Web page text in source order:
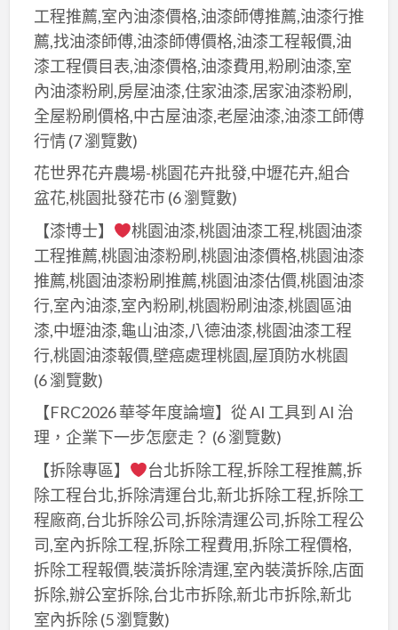
工程推薦,室內油漆價格,油漆師傅推薦,油漆行推
薦,找油漆師傅,油漆師傅價格,油漆工程報價,油
漆工程價目表,油漆價格,油漆費用,粉刷油漆,室
內油漆粉刷,房屋油漆,住家油漆,居家油漆粉刷,
全屋粉刷價格,中古屋油漆,老屋油漆,油漆工師傅
行情(7 瀏覽數)
花世界花卉農場-桃園花卉批發,中壢花卉,組合
盆花,桃園批發花市(6 瀏覽數)
【漆博士】
桃園油漆,桃園油漆工程,桃園油漆
工程推薦,桃園油漆粉刷,桃園油漆價格,桃園油漆
推薦,桃園油漆粉刷推薦,桃園油漆估價,桃園油漆
行,室內油漆,室內粉刷,桃園粉刷油漆,桃園區油
漆,中壢油漆,龜山油漆,八德油漆,桃園油漆工程
行,桃園油漆報價,壁癌處理桃園,屋頂防水桃園
(6 瀏覽數)
【FRC2026 華苓年度論壇】從 AI 工具到 AI 治
理，企業下一步怎麼走？ (6 瀏覽數)
【拆除專區】
台北拆除工程,拆除工程推薦,拆
除工程台北,拆除清運台北,新北拆除工程,拆除工
程廠商,台北拆除公司,拆除清運公司,拆除工程公
司,室內拆除工程,拆除工程費用,拆除工程價格,
拆除工程報價,裝潢拆除清運,室內裝潢拆除,店面
拆除,辦公室拆除,台北市拆除,新北市拆除,新北
室內拆除(5 瀏覽數)